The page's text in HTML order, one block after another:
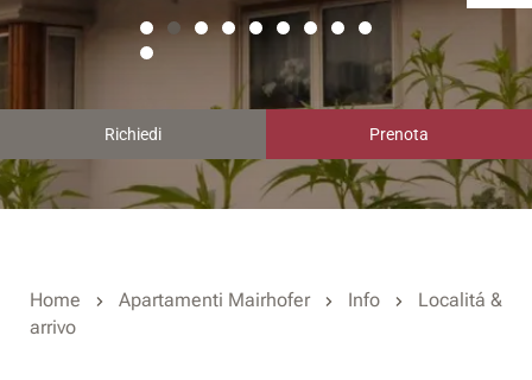
Richiedi Prenota
Home Apartamenti Mairhofer Info
Localitá &
arrivo